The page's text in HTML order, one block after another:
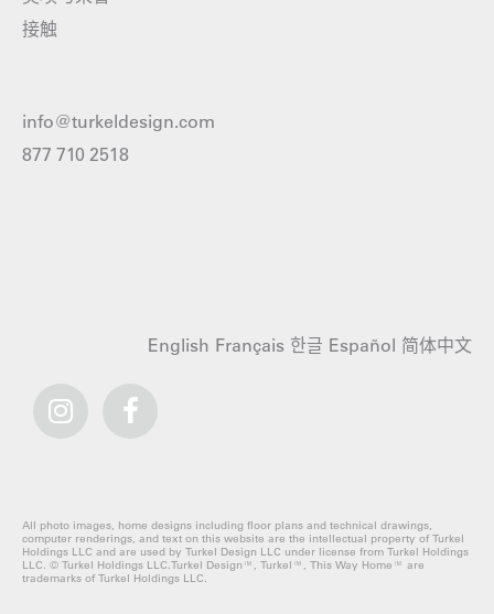
接触
info@turkeldesign.com
877 710 2518
English Français 한글 Español 简体中文
All photo images, home designs including floor plans and technical drawings,
computer renderings, and text on this website are the intellectual property of Turkel
Holdings LLC and are used by Turkel Design LLC under license from Turkel Holdings
LLC. © Turkel Holdings LLC.Turkel Design™, Turkel™, This Way Home™ are
trademarks of Turkel Holdings LLC.